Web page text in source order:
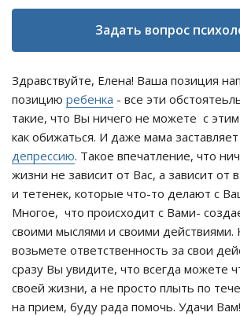
Задать вопрос
Здравствуйте, Елена! Ваша позиция
позицию ребенка - все эти
такие, что Вы ничего не можете с
как обижаться. И даже мама
депрессию. Такое впечатление, что
жизни не зависит от Вас, а зависит от
и тетенек, которые что-то делают с
Многое, что происходит с Вами-
своими мыслями и своими действиями.
возьмете ответственность за свои
сразу Вы увидите, что всегда можете
своей жизни, а не просто плыть по
на прием, буду рада помочь. Удачи Вам!